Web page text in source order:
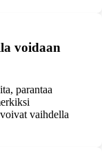
voidaan
parantaa
vaihdella